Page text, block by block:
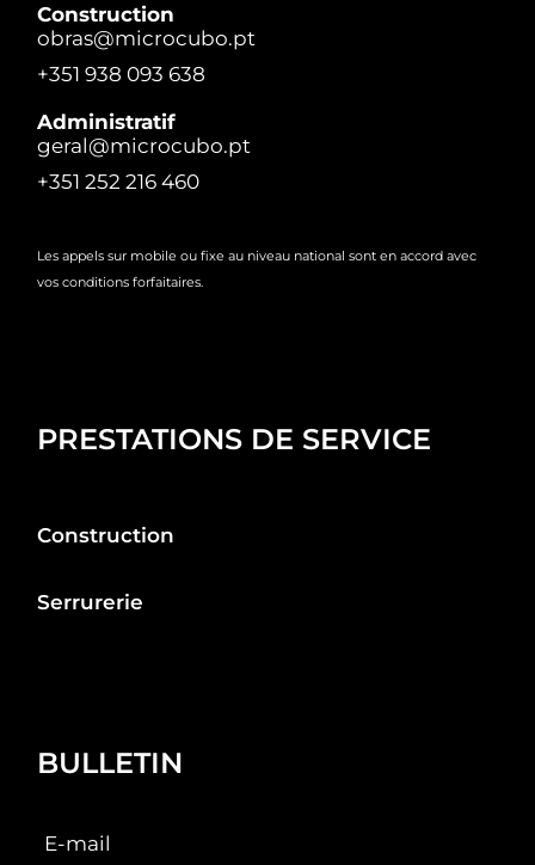
Construction
obras@microcubo.pt
+351 938 093 638
Administratif
geral@microcubo.pt
+351 252 216 460
Les appels sur mobile ou fixe au niveau national sont en accord avec
vos conditions forfaitaires.
PRESTATIONS DE SERVICE
Construction
Serrurerie
BULLETIN